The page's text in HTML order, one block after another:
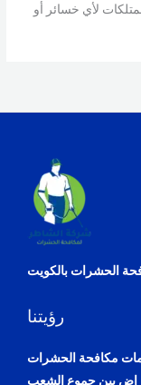
لأي خسائر أو
الحشرات بالكويت
رؤيتنا
مكافحة الحشرات
بين جموع الشعب